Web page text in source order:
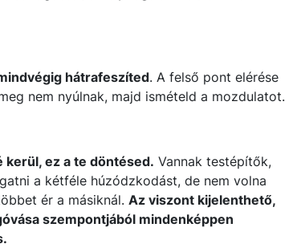
hátrafeszíted. A felső pont elérése
nem nyúlnak, majd ismételd a mozdulatot.
kerül, ez a te döntésed. Vannak testépítők,
a kétféle húzódzkodást, de nem volna
ér a másiknál. Az viszont kijelenthető,
szempontjából mindenképpen